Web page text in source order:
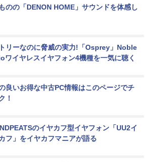
のの「DENON HOME」サウンドを体感し
リーなのに脅威の実力!「Osprey」Noble
ワイヤレスイヤフォン4機種を一気に聴く
良いお得な中古PC情報はこのページでチ
！
のイヤカフ型イヤフォン「UU2イ
フ」をイヤカフマニアが語る